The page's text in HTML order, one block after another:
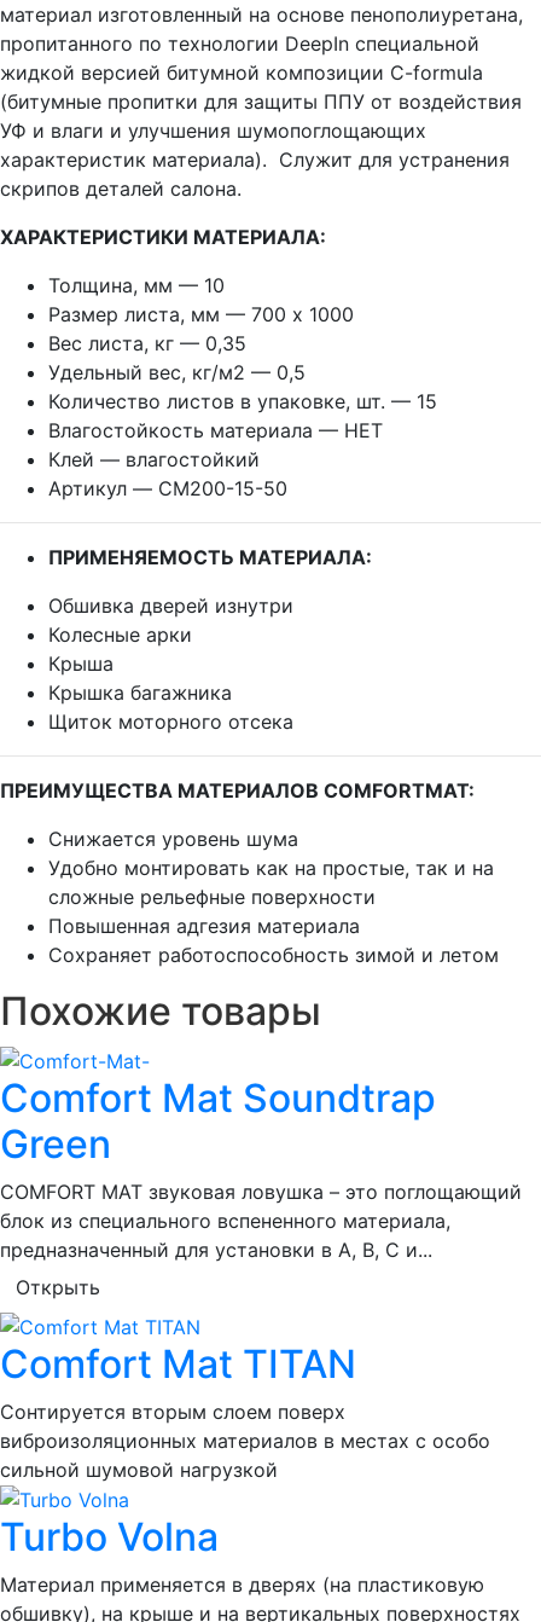
материал изготовленный на основе пенополиуретана,
пропитанного по технологии DeepIn специальной
жидкой версией битумной композиции C-formula
(битумные пропитки для защиты ППУ от воздействия
УФ и влаги и улучшения шумопоглощающих
характеристик материала). Служит для устранения
скрипов деталей салона.
ХАРАКТЕРИСТИКИ МАТЕРИАЛА:
Толщина, мм — 10
Размер листа, мм — 700 х 1000
Вес листа, кг — 0,35
Удельный вес, кг/м2 — 0,5
Количество листов в упаковке, шт. — 15
Влагостойкость материала — НЕТ
Клей — влагостойкий
Артикул — CM200-15-50
ПРИМЕНЯЕМОСТЬ МАТЕРИАЛА:
Обшивка дверей изнутри
Колесные арки
Крыша
Крышка багажника
Щиток моторного отсека
ПРЕИМУЩЕСТВА МАТЕРИАЛОВ COMFORTMAT:
Снижается уровень шума
Удобно монтировать как на простые, так и на
сложные рельефные поверхности
Повышенная адгезия материала
Сохраняет работоспособность зимой и летом
Похожие товары
Comfort Mat Soundtrap
Green
COMFORT MAT звуковая ловушка – это поглощающий
блок из специального вспененного материала,
предназначенный для установки в A, B, C и...
Открыть
Comfort Mat TITAN
Сонтируется вторым слоем поверх
виброизоляционных материалов в местах с особо
сильной шумовой нагрузкой
Turbo Volna
Материал применяется в дверях (на пластиковую
обшивку), на крыше и на вертикальных поверхностях